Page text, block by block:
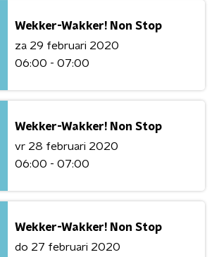
Wekker-Wakker! Non Stop
za 29 februari 2020
06:00 - 07:00
Wekker-Wakker! Non Stop
vr 28 februari 2020
06:00 - 07:00
Wekker-Wakker! Non Stop
do 27 februari 2020